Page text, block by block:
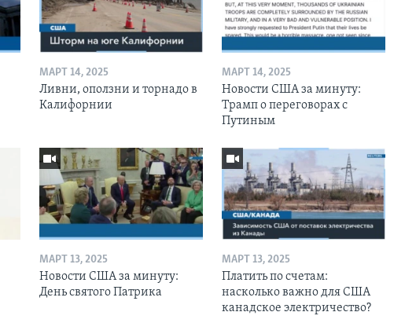
МАРТ 14, 2025
Ливни, оползни и торнадо в
Калифорнии
МАРТ 14, 2025
Новости США за минуту:
Трамп о переговорах с
Путиным
МАРТ 13, 2025
Новости США за минуту:
День святого Патрика
МАРТ 13, 2025
Платить по счетам:
насколько важно для США
канадское электричество?